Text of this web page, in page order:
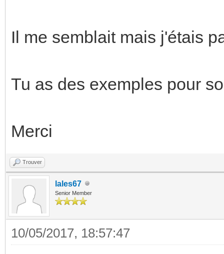
Il me semblait mais j'étais
Tu as des exemples pour
Merci
Trouver
lales67
Senior Member
10/05/2017, 18:57:47